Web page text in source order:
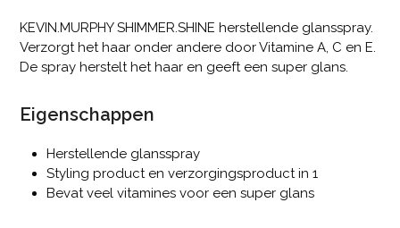
KEVIN.MURPHY SHIMMER.SHINE herstellende glansspray.
Verzorgt het haar onder andere door Vitamine A, C en E.
De spray herstelt het haar en geeft een super glans.
Eigenschappen
Herstellende glansspray
Styling product en verzorgingsproduct in 1
Bevat veel vitamines voor een super glans